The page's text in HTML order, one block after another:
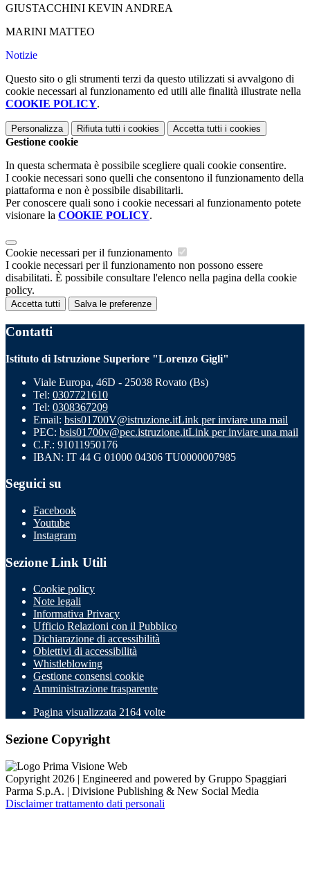
GIUSTACCHINI KEVIN ANDREA
MARINI MATTEO
Notizie
Questo sito o gli strumenti terzi da questo utilizzati si avvalgono di
cookie necessari al funzionamento ed utili alle finalità illustrate nella
COOKIE POLICY.
Personalizza Rifiuta tutti i cookies Accetta tutti i cookies
Gestione cookie
In questa schermata è possibile scegliere quali cookie consentire.
I cookie necessari sono quelli che consentono il funzionamento della
piattaforma e non è possibile disabilitarli.
Per conoscere quali sono i cookie necessari al funzionamento potete
visionare la COOKIE POLICY.
Cookie necessari per il funzionamento
I cookie necessari per il funzionamento non possono essere
disabilitati. È possibile consultare l'elenco nella pagina della cookie
policy.
Accetta tutti Salva le preferenze
Contatti
Istituto di Istruzione Superiore "Lorenzo Gigli"
Viale Europa, 46D - 25038 Rovato (Bs)
Tel: 0307721610
Tel: 0308367209
Email: bsis01700V@istruzione.itLink per inviare una mail
PEC: bsis01700v@pec.istruzione.itLink per inviare una mail
C.F.: 91011950176
IBAN: IT 44 G 01000 04306 TU0000007985
Seguici su
Facebook
Youtube
Instagram
Sezione Link Utili
Cookie policy
Note legali
Informativa Privacy
Ufficio Relazioni con il Pubblico
Dichiarazione di accessibilità
Obiettivi di accessibilità
Whistleblowing
Gestione consensi cookie
Amministrazione trasparente
Pagina visualizzata 2164 volte
Sezione Copyright
Copyright 2026 | Engineered and powered by Gruppo Spaggiari
Parma S.p.A. | Divisione Publishing & New Social Media
Disclaimer trattamento dati personali